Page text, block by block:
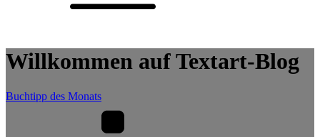
Willkommen auf Textart-Blog
Buchtipp des Monats